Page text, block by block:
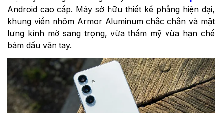
Android cao cấp. Máy sở hữu thiết kế phẳng hiện đại,
khung viền nhôm Armor Aluminum chắc chắn và mặt
lưng kính mờ sang trọng, vừa thẩm mỹ vừa hạn chế
bám dấu vân tay.